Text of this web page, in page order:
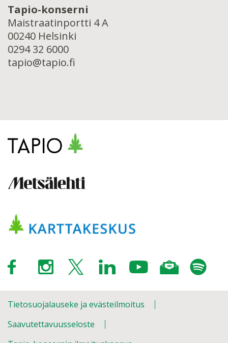
Tapio-konserni
Maistraatinportti 4 A
00240 Helsinki
0294 32 6000
tapio@tapio.fi
Tietosuojalauseke ja evästeilmoitus
Saavutettavuusseloste